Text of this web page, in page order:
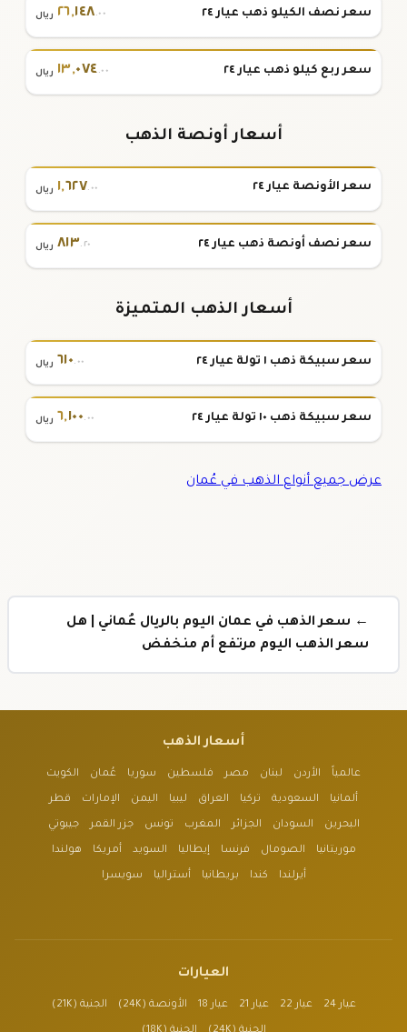
سعر نصف الكيلو ذهب عيار ٢٤ ٢٦,١٤٨.٠٠ ريال
سعر ربع كيلو ذهب عيار ٢٤ ١٣,٠٧٤.٠٠ ريال
أسعار أونصة الذهب
سعر الأونصة عيار ٢٤ ١,٦٢٧.٠٠ ريال
سعر نصف أونصة ذهب عيار ٢٤ ٨١٣.٢٠ ريال
أسعار الذهب المتميزة
سعر سبيكة ذهب ١ تولة عيار ٢٤ ٦١٠.٠٠ ريال
سعر سبيكة ذهب ١٠ تولة عيار ٢٤ ٦,١٠٠.٠٠ ريال
عرض جميع أنواع الذهب في عُمان
← سعر الذهب في عمان اليوم بالريال عُماني | هل
سعر الذهب اليوم مرتفع أم منخفض
أسعار الذهب
عالمياً الأردن لبنان مصر فلسطين سوريا عُمان الكويت
ألمانيا السعودية تركيا العراق ليبيا اليمن الإمارات قطر
البحرين السودان الجزائر المغرب تونس جزر القمر جيبوتي
موريتانيا الصومال فرنسا إيطاليا السويد أمريكا هولندا
أيرلندا كندا بريطانيا أستراليا سويسرا
العيارات
عيار 24 عيار 22 عيار 21 عيار 18 الأونصة (24K) الجنية (21K)